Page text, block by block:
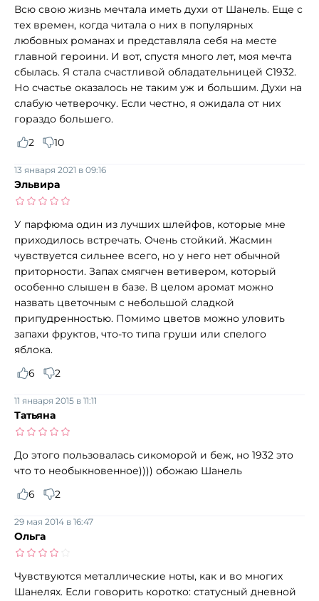
Всю свою жизнь мечтала иметь духи от Шанель. Еще с
тех времен, когда читала о них в популярных
любовных романах и представляла себя на месте
главной героини. И вот, спустя много лет, моя мечта
сбылась. Я стала счастливой обладательницей C1932.
Но счастье оказалось не таким уж и большим. Духи на
слабую четверочку. Если честно, я ожидала от них
гораздо большего.
2
10
Эльвира
13 января 2021 в 09:16
У парфюма один из лучших шлейфов, которые мне
приходилось встречать. Очень стойкий. Жасмин
чувствуется сильнее всего, но у него нет обычной
приторности. Запах смягчен ветивером, который
особенно слышен в базе. В целом аромат можно
назвать цветочным с небольшой сладкой
припудренностью. Помимо цветов можно уловить
запахи фруктов, что-то типа груши или спелого
яблока.
6
2
Татьяна
11 января 2015 в 11:11
До этого пользовалась сикоморой и беж, но 1932 это
что то необыкновенное)))) обожаю Шанель
6
2
Ольга
29 мая 2014 в 16:47
Чувствуются металлические ноты, как и во многих
Шанелях. Если говорить коротко: статусный дневной